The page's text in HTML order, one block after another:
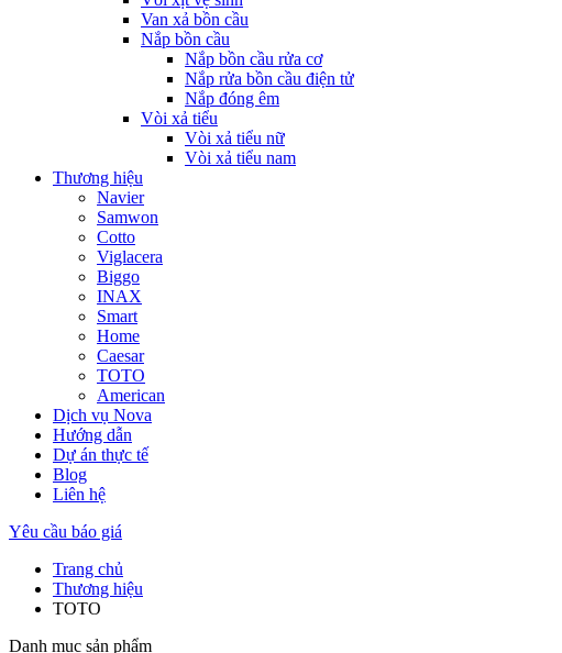
Van xả bồn cầu
Nắp bồn cầu
Nắp bồn cầu rửa cơ
Nắp rửa bồn cầu điện tử
Nắp đóng êm
Vòi xả tiểu
Vòi xả tiểu nữ
Vòi xả tiểu nam
Thương hiệu
Navier
Samwon
Cotto
Viglacera
Biggo
INAX
Smart
Home
Caesar
TOTO
American
Dịch vụ Nova
Hướng dẫn
Dự án thực tế
Blog
Liên hệ
Yêu cầu báo giá
Trang chủ
Thương hiệu
TOTO
Danh mục sản phẩm